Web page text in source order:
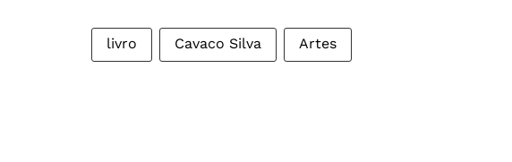
livro Cavaco Silva Artes